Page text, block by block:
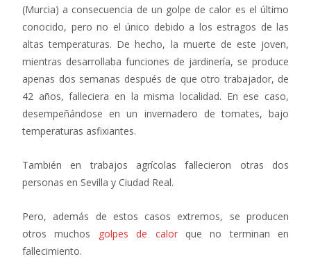
(Murcia) a consecuencia de un golpe de calor es el último
conocido, pero no el único debido a los estragos de las
altas temperaturas. De hecho, la muerte de este joven,
mientras desarrollaba funciones de jardinería, se produce
apenas dos semanas después de que otro trabajador, de
42 años, falleciera en la misma localidad. En ese caso,
desempeñándose en un invernadero de tomates, bajo
temperaturas asfixiantes.
También en trabajos agrícolas fallecieron otras dos
personas en Sevilla y Ciudad Real.
Pero, además de estos casos extremos, se producen
otros muchos golpes de calorque no terminan en
fallecimiento.